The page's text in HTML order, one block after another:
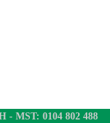
- MST: 0104 802 488